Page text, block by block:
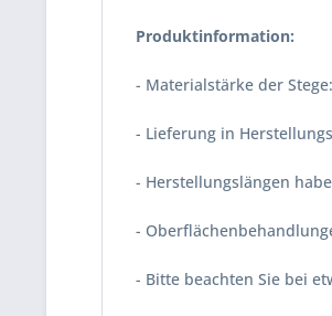
Produktinformation:
- Materialstärke der
- Lieferung in
- Herstellungslängen
-
- Bitte beachten Sie bei